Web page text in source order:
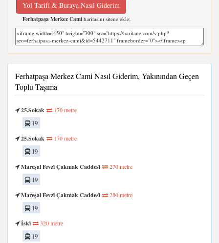
Yol Tarifi & Buraya Nasıl Giderim
Ferhatpaşa Merkez Cami haritasını sitene ekle;
Ferhatpaşa Merkez Cami Nasıl Giderim, Yakınından Geçen
Toplu Taşıma
25.Sokak 170 metre
19
25.Sokak
170 metre
19
Mareşal Fevzi̇ Çakmak Caddesi̇
270 metre
19
Mareşal Fevzi̇ Çakmak Caddesi̇
280 metre
19
İski̇
320 metre
19